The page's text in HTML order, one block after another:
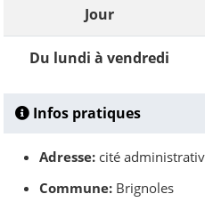
Jour
Du lundi à vendredi
Infos pratiques
Adresse: cité
Commune: Brignoles